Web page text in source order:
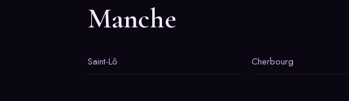
Manche
Saint-Lô Cherbourg